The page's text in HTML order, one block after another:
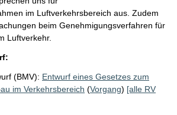
im Luftverkehrsbereich aus. Zudem
beim Genehmigungsverfahren für
Luftverkehr.
(BMV): Entwurf eines Gesetzes zum
im Verkehrsbereich (Vorgang) [alle RV